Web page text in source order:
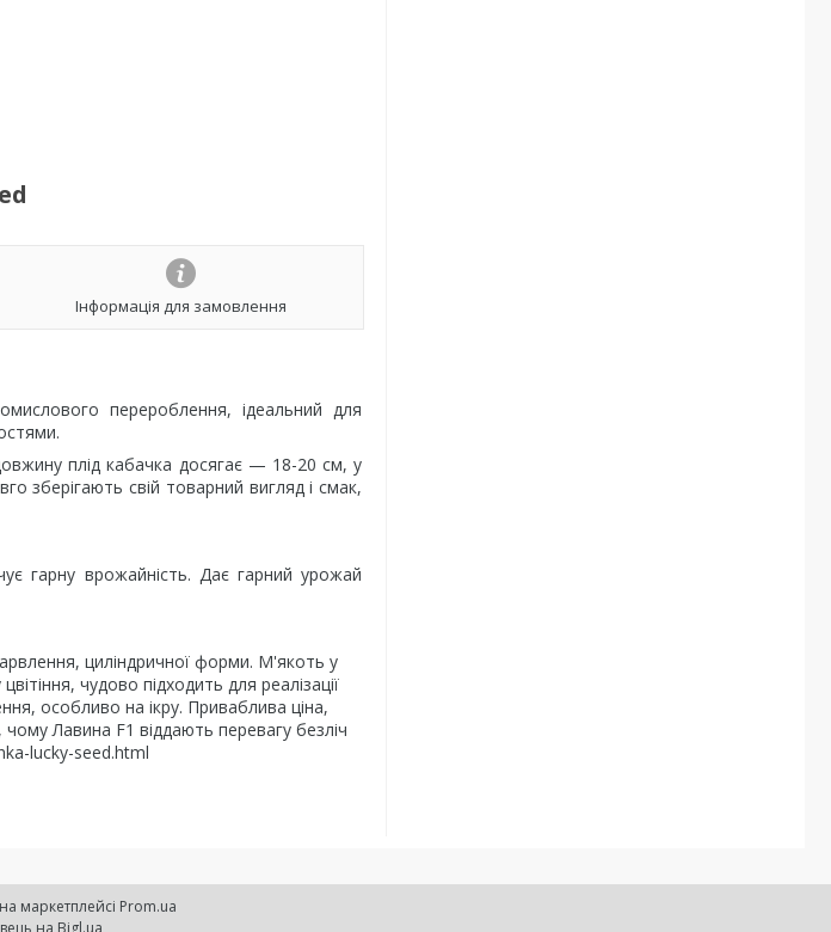
Інформація для замовлення
перероблення, ідеальний для
плід кабачка досягає — 18-20 см, у
зберігають свій товарний вигляд і смак,
гарну врожайність. Дає гарний урожай
циліндричної форми. М'якоть у
чудово підходить для реалізації
особливо на ікру. Приваблива ціна,
Лавина F1 віддають перевагу безліч
lucky-seed.html
маркетплейсі Prom.ua
на Bigl.ua